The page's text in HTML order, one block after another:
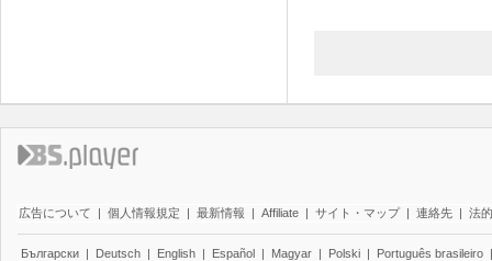
広告について | 個人情報規定 | 最新情報 | Affiliate | サイト・マップ | 連絡先 | 法
Български | Deutsch | English | Español | Magyar | Polski | Português brasileiro